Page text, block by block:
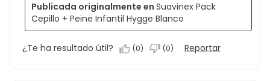
Publicada originalmente en Suavinex Pack
Cepillo + Peine Infantil Hygge Blanco
¿Te ha resultado útil? (0) (0) Reportar